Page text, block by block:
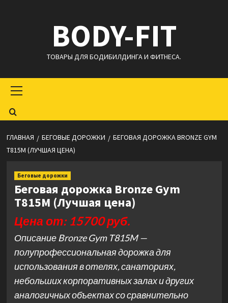
BODY-FIT
ТОВАРЫ ДЛЯ БОДИБИЛДИНГА И ФИТНЕСА.
меню
ГЛАВНАЯ БЕГОВЫЕ ДОРОЖКИ
БЕГОВАЯ ДОРОЖКА BRONZE GYM
T815M (ЛУЧШАЯ ЦЕНА)
Беговые дорожки
Беговая дорожка Bronze Gym
T815M (Лучшая цена)
Цена от: 15700 руб.
Описание Bronze Gym T815M —
полупрофессиональная дорожка для
использования в отелях, санаториях,
небольших корпоративных залах и других
аналогичных объектах со сравнительно